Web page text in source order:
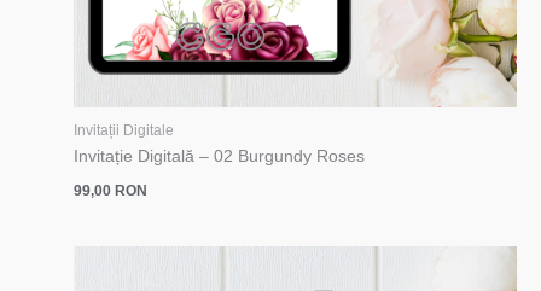
Invitații Digitale
Invitație Digitală – 02 Burgundy Roses
99,00 RON